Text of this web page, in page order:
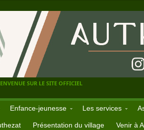
SUR LE SITE OFFICIEL
Enfance-jeunesse Les services
Présentation du village Venir à